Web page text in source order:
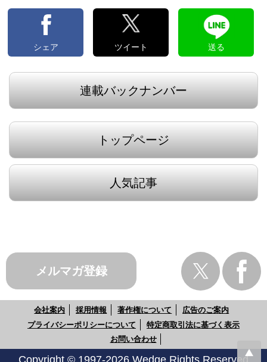
シェア ツイート 送る
連載バックナンバー
トップページ
人気記事
メルマガ登録
会社案内 採用情報 著作権について
広告のご案内
プライバシーポリシーについて
特定商取引法に基づく表示
お問い合わせ